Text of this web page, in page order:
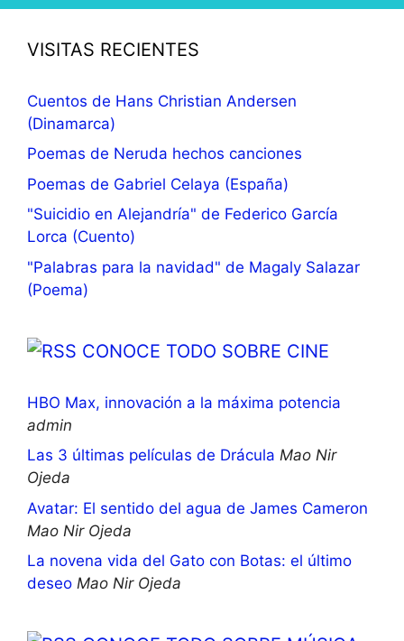
VISITAS RECIENTES
Cuentos de Hans Christian Andersen
(Dinamarca)
Poemas de Neruda hechos canciones
Poemas de Gabriel Celaya (España)
"Suicidio en Alejandría" de Federico García
Lorca (Cuento)
"Palabras para la navidad" de Magaly Salazar
(Poema)
CONOCE TODO SOBRE CINE
HBO Max, innovación a la máxima potencia
admin
Las 3 últimas películas de Drácula Mao Nir
Ojeda
Avatar: El sentido del agua de James Cameron
Mao Nir Ojeda
La novena vida del Gato con Botas: el último
deseo Mao Nir Ojeda